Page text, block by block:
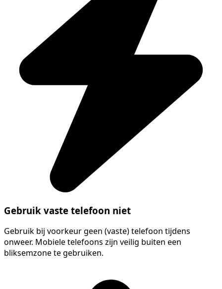
Gebruik vaste telefoon niet
Gebruik bij voorkeur geen (vaste) telefoon tijdens
onweer. Mobiele telefoons zijn veilig buiten een
bliksemzone te gebruiken.